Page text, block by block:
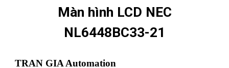
Màn hình LCD NEC
NL6448BC33-21
TRAN GIA Automation